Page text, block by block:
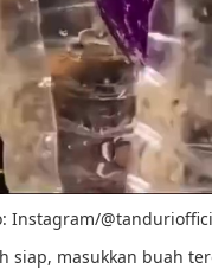
Instagram/
siap, masukkan buah